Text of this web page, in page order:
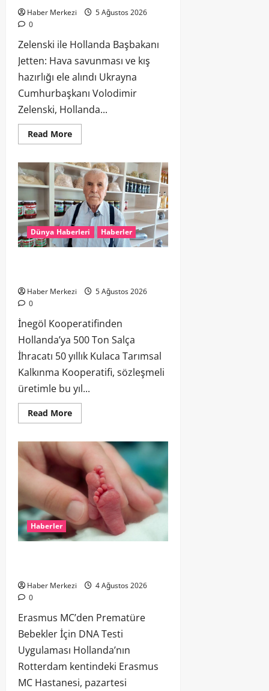
Haber Merkezi
5 Ağustos 2026
0
Zelenski ile Hollanda Başbakanı
Jetten: Hava savunması ve kış
hazırlığı ele alındı Ukrayna
Cumhurbaşkanı Volodimir
Zelenski, Hollanda...
Read More
Dünya Haberleri Haberler
Haber Merkezi
5 Ağustos 2026
0
İnegöl Kooperatifinden
Hollanda’ya 500 Ton Salça
İhracatı 50 yıllık Kulaca Tarımsal
Kalkınma Kooperatifi, sözleşmeli
üretimle bu yıl...
Read More
Haberler
Haber Merkezi
4 Ağustos 2026
0
Erasmus MC’den Prematüre
Bebekler İçin DNA Testi
Uygulaması Hollanda’nın
Rotterdam kentindeki Erasmus
MC Hastanesi, pazartesi